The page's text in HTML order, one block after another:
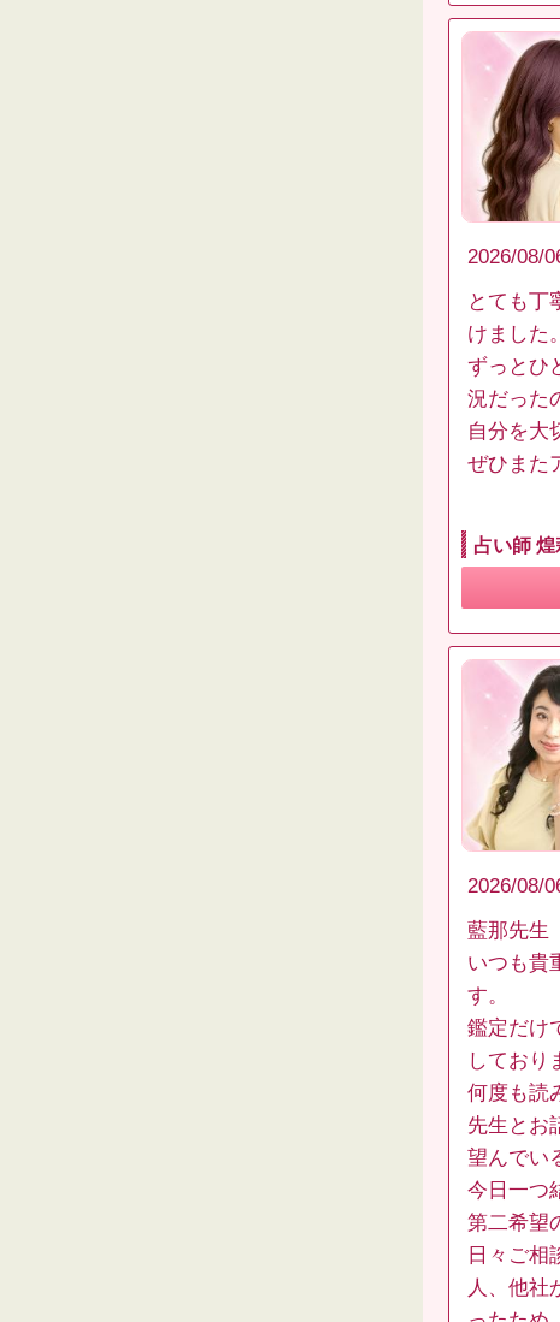
2026/08/
とても丁
けました。
ずっとひ
況だった
自分を大
ぜひまた
占い師
2026/08/
藍那先生
いつも貴
す。
鑑定だけ
しており
何度も読
先生とお
望んでい
今日一つ
第二希望
日々ご相
人、他社